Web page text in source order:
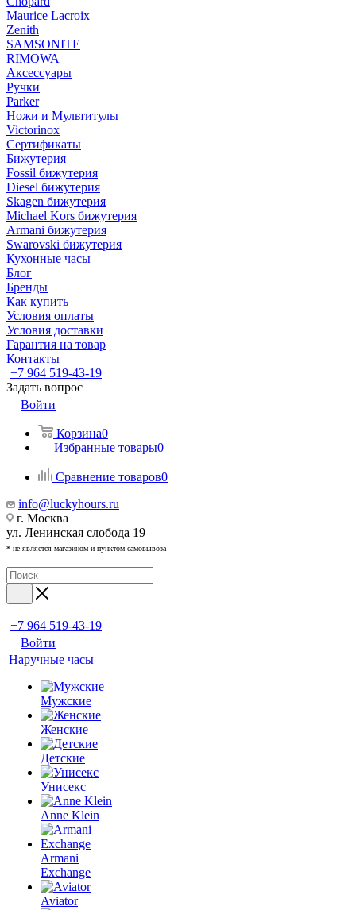
Maurice Lacroix
Zenith
SAMSONITE
RIMOWA
Аксессуары
Ручки
Parker
Ножи и Мультитулы
Victorinox
Сертификаты
Бижутерия
Fossil бижутерия
Diesel бижутерия
Skagen бижутерия
Michael Kors бижутерия
Armani бижутерия
Swarovski бижутерия
Кухонные часы
Блог
Бренды
Как купить
Условия оплаты
Условия доставки
Гарантия на товар
Контакты
+7 964 519-43-19
Задать вопрос
Войти
Корзина0
Избранные товары0
Сравнение товаров0
info@luckyhours.ru
г. Москва
ул. Ленинская слобода 19
* не является магазином и пунктом самовывоза
+7 964 519-43-19
Войти
Наручные часы
Мужские
Женские
Детские
Унисекс
Anne Klein
Armani
Exchange
Aviator